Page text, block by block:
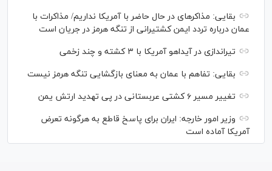
بقایی: مذاکره‎ای در حال حاضر با آمریکا نداریم/ مذاکرات با
عمان درباره تردد ایمن کشتیرانی از تنگه هرمز در جریان است
تیراندازی در آیداهو آمریکا با ۳ کشته و چند زخمی
بقایی: تفاهم با عمان به معنای بازگشایی تنگه هرمز نیست
تغییر مسیر ۶ کشتی عربستانی در پی تهدید ارتش یمن
وزیر امور خارجه: ایران برای پاسخ قاطع به هرگونه تعرض
آمریکا آماده است